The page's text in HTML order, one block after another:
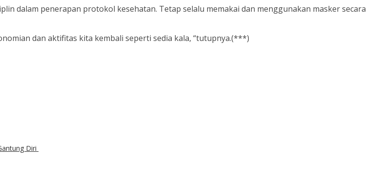
dalam penerapan protokol kesehatan. Tetap selalu memakai dan menggunakan masker secara
dan aktifitas kita kembali seperti sedia kala, “tutupnya.(***)
Diri